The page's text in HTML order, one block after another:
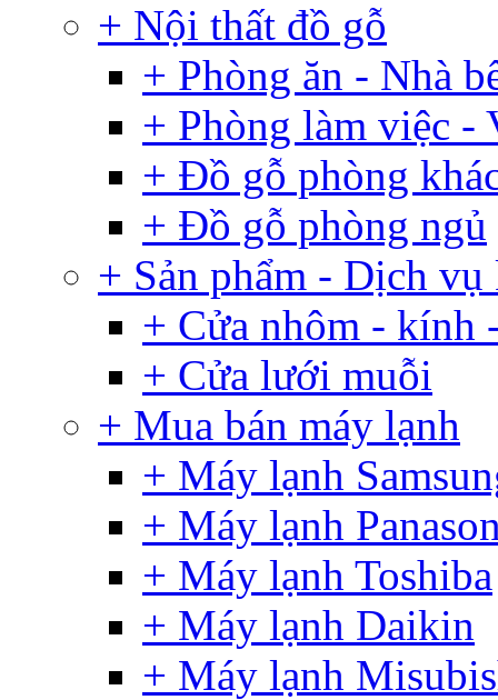
+ Nội thất đồ gỗ
+ Phòng ăn - Nhà
+ Phòng làm việc -
+ Đồ gỗ phòng
+ Đồ gỗ phòng ngủ
+ Sản phẩm - Dịch vụ
+ Cửa nhôm - kính
+ Cửa lưới muỗi
+ Mua bán máy lạnh
+ Máy lạnh
+ Máy lạnh
+ Máy lạnh Toshiba
+ Máy lạnh Daikin
+ Máy lạnh